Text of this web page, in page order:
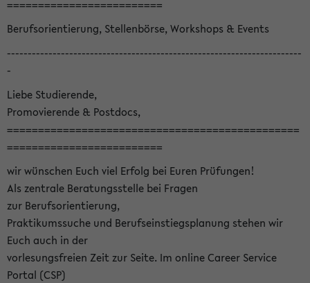
=========================
Berufsorientierung, Stellenbörse, Workshops & Events
-----------------------------------------------------------------------
-
Liebe Studierende,
Promovierende & Postdocs,
===============================================
=========================
wir wünschen Euch viel Erfolg bei Euren Prüfungen!
Als zentrale Beratungsstelle bei Fragen
zur Berufsorientierung,
Praktikumssuche und Berufseinstiegsplanung stehen wir
Euch auch in der
vorlesungsfreien Zeit zur Seite. Im online Career Service
Portal (CSP)